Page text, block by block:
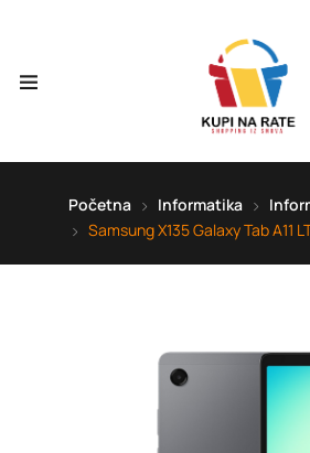
Početna Informatika
Samsung X135 Galaxy Tab A11